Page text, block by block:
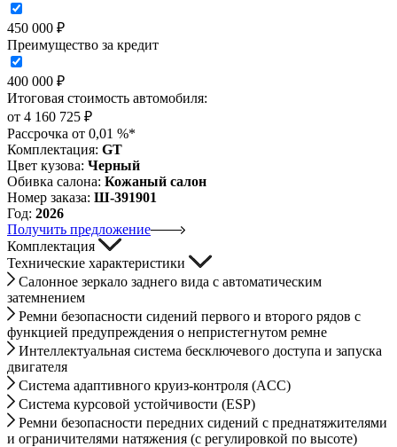
450 000 ₽
Преимущество за кредит
400 000 ₽
Итоговая стоимость автомобиля:
от 4 160 725 ₽
Рассрочка от 0,01 %*
Комплектация: GT
Цвет кузова: Черный
Обивка салона: Кожаный салон
Номер заказа: Ш-391901
Год: 2026
Получить предложение
Комплектация
Технические характеристики
Салонное зеркало заднего вида с автоматическим
затемнением
Ремни безопасности сидений первого и второго рядов с
функцией предупреждения о непристегнутом ремне
Интеллектуальная система бесключевого доступа и запуска
двигателя
Система адаптивного круиз-контроля (ACC)
Система курсовой устойчивости (ESP)
Ремни безопасности передних сидений с преднатяжителями
и ограничителями натяжения (с регулировкой по высоте)